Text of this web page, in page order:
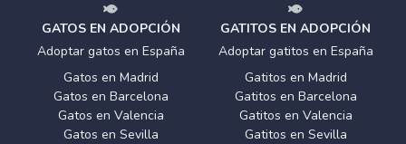
GATOS EN ADOPCIÓN
Adoptar gatos en España
Gatos en Madrid
Gatos en Barcelona
Gatos en Valencia
Gatos en Sevilla
GATITOS EN ADOPCIÓN
Adoptar gatitos en España
Gatitos en Madrid
Gatitos en Barcelona
Gatitos en Valencia
Gatitos en Sevilla